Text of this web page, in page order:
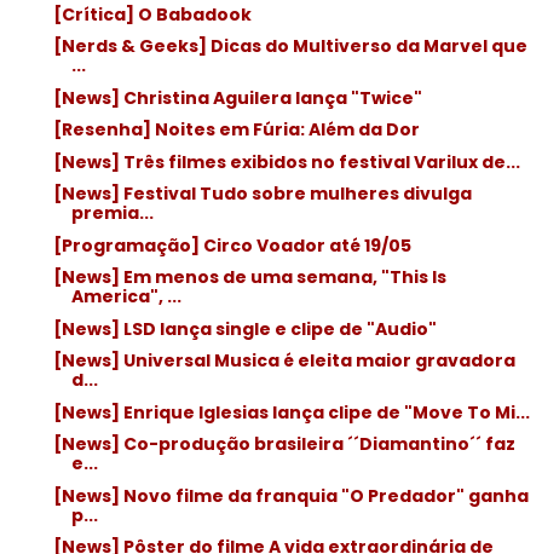
[Crítica] O Babadook
[Nerds & Geeks] Dicas do Multiverso da Marvel que
...
[News] Christina Aguilera lança "Twice"
[Resenha] Noites em Fúria: Além da Dor
[News] Três filmes exibidos no festival Varilux de...
[News] Festival Tudo sobre mulheres divulga
premia...
[Programação] Circo Voador até 19/05
[News] Em menos de uma semana, "This Is
America", ...
[News] LSD lança single e clipe de "Audio"
[News] Universal Musica é eleita maior gravadora
d...
[News] Enrique Iglesias lança clipe de "Move To Mi...
[News] Co-produção brasileira ´´Diamantino´´ faz
e...
[News] Novo filme da franquia "O Predador" ganha
p...
[News] Pôster do filme A vida extraordinária de